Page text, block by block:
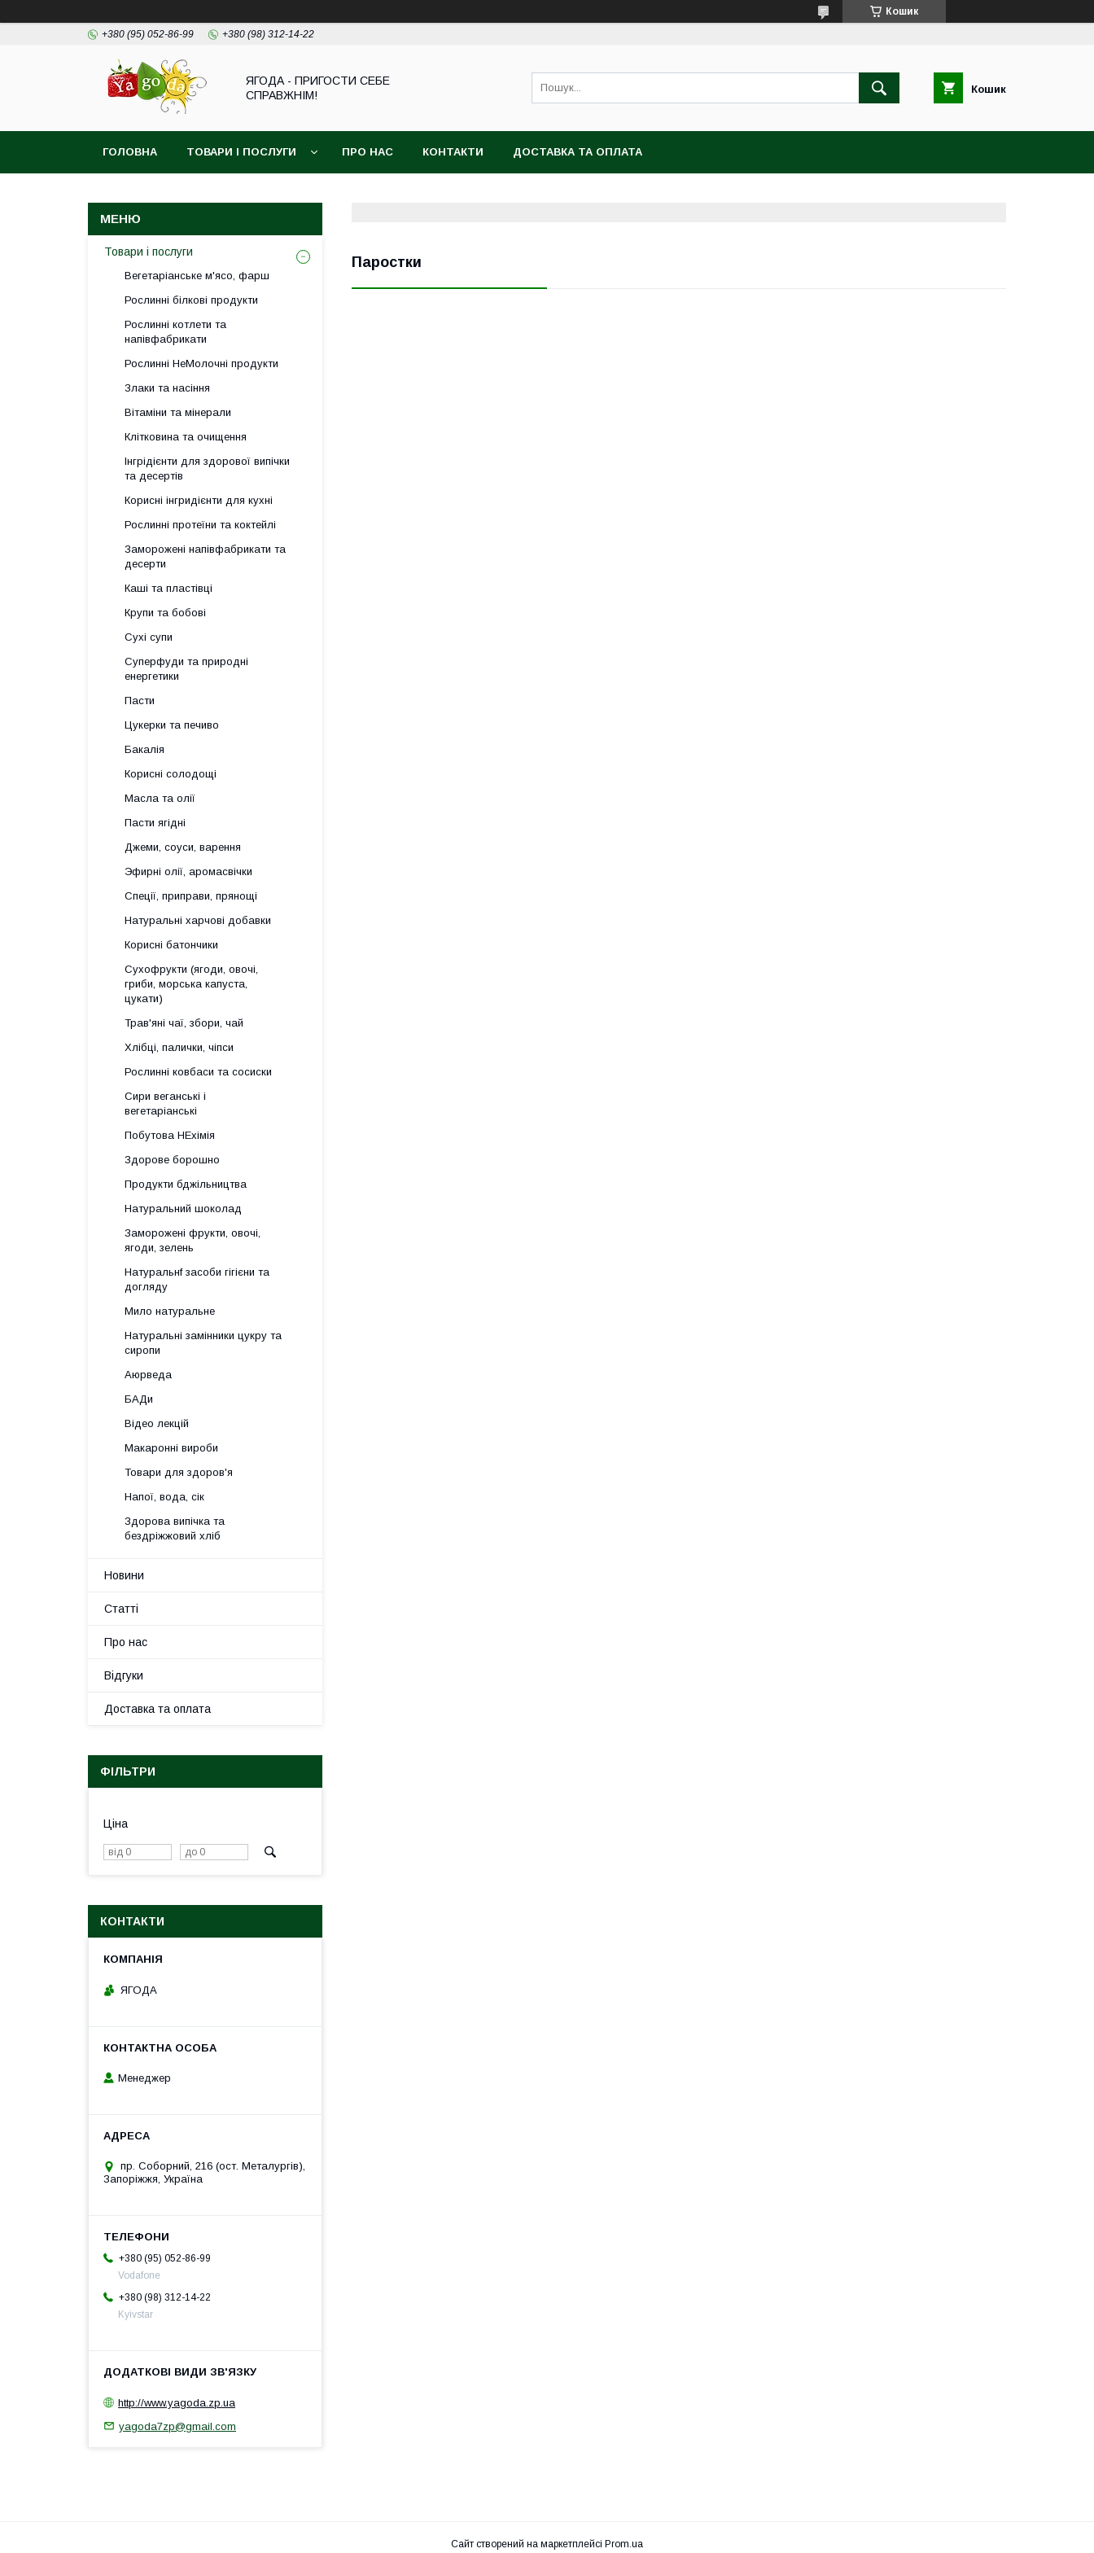
Кошик
+380 (95) 052-86-99 +380 (98) 312-14-22
ЯГОДА - ПРИГОСТИ СЕБЕ
СПРАВЖНІМ!
Кошик
ГОЛОВНА ТОВАРИ І ПОСЛУГИ ПРО НАС КОНТАКТИ ДОСТАВКА ТА ОПЛАТА
Паростки
Товари і послуги
Вегетаріанське м'ясо, фарш
Рослинні білкові продукти
Рослинні котлети та
напівфабрикати
Рослинні НеМолочні продукти
Злаки та насіння
Вітаміни та мінерали
Клітковина та очищення
Інгрідієнти для здорової випічки
та десертів
Корисні інгридієнти для кухні
Рослинні протеїни та коктейлі
Заморожені напівфабрикати та
десерти
Каші та пластівці
Крупи та бобові
Сухі супи
Суперфуди та природні
енергетики
Пасти
Цукерки та печиво
Бакалія
Корисні солодощі
Масла та олії
Пасти ягідні
Джеми, соуси, варення
Эфирні олії, аромасвічки
Спеції, приправи, прянощі
Натуральні харчові добавки
Корисні батончики
Сухофрукти (ягоди, овочі,
гриби, морська капуста,
цукати)
Трав'яні чаї, збори, чай
Хлібці, палички, чіпси
Рослинні ковбаси та сосиски
Сири веганські і
вегетаріанські
Побутова НЕхімія
Здорове борошно
Продукти бджільництва
Натуральний шоколад
Заморожені фрукти, овочі,
ягоди, зелень
Натуральнf засоби гігієни та
догляду
Мило натуральне
Натуральні замінники цукру та
сиропи
Аюрведа
БАДи
Відео лекцій
Макаронні вироби
Товари для здоров'я
Напої, вода, сік
Здорова випічка та
бездріжжовий хліб
Новини
Статті
Про нас
Відгуки
Доставка та оплата
ФІЛЬТРИ
Ціна
КОНТАКТИ
ЯГОДА
Менеджер
пр. Соборний, 216 (ост. Металургів),
Запоріжжя, Україна
+380 (95) 052-86-99
Vodafone
+380 (98) 312-14-22
Kyivstar
http://www.yagoda.zp.ua
yagoda7zp@gmail.com
Сайт створений на маркетплейсі Prom.ua